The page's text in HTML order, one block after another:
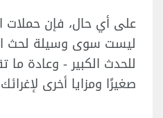
على أي حال، فإن حملات
ليست سوى وسيلة لحث
للحدث الكبير - وعادة
صغيرًا ومزايا أخرى